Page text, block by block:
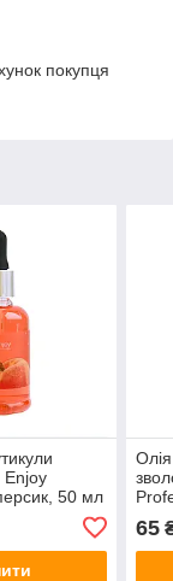
покупця
Enjoy
50 мл
65